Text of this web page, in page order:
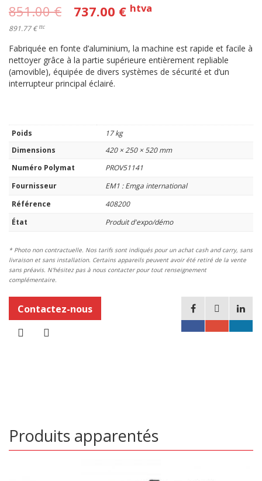
851.00€ 737.00 € htva
891.77 €ttc
Fabriquée en fonte d’aluminium, la machine est rapide et facile à
nettoyer grâce à la partie supérieure entièrement repliable
(amovible), équipée de divers systèmes de sécurité et d’un
interrupteur principal éclairé.
Poids
17 kg
Dimensions
420 × 250 × 520 mm
Numéro Polymat
PROV51141
Fournisseur
EM1 : Emga international
Référence
408200
État
Produit d'expo/démo
* Photo non contractuelle. Nos tarifs sont indiqués pour un achat cash and carry, sans
livraison et sans installation. Certains appareils peuvent avoir été retiré de la vente
sans préavis. N'hésitez pas à nous contacter pour tout renseignement
complémentaire.
Contactez-nous
Produits apparentés